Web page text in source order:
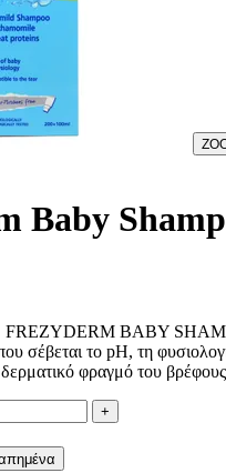
Baby
FREZYDERM BABY
σέβεται το pH, τη
δερματικό φραγμό του
+